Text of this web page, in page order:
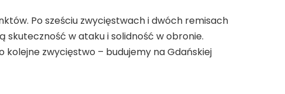
Po sześciu zwycięstwach i dwóch remisach
skuteczność w ataku i solidność w obronie.
zwycięstwo – budujemy na Gdańskiej